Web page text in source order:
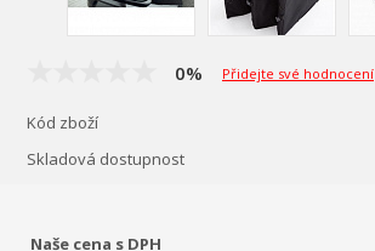
0% Přidejte své hodnocení
Kód zboží
Skladová dostupnost
Naše cena s DPH